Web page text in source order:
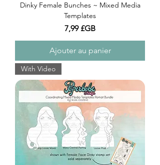
Dinky Female Bunches ~ Mixed Media
Templates
Prix
7,99 £GB
Ajouter au panier
With Video